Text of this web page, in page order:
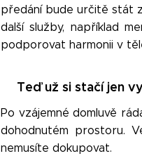
předání bude určitě stát
další služby, například
podporovat harmonii v
Teď už si stačí jen
Po vzájemné domluvě
dohodnutém prostoru.
nemusíte dokupovat.